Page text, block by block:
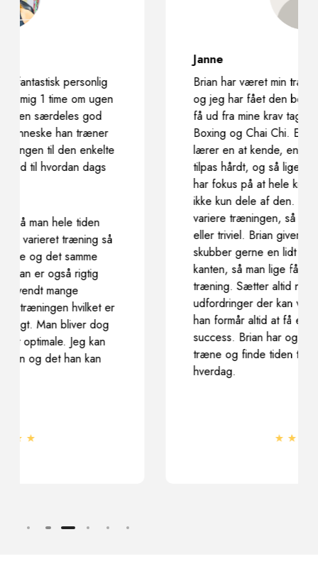
Brian har været min træner nu gennem 5 år,
og jeg har fået den bedste træner jeg kunne
få ud fra mine krav taget med fra min Kick
Boxing og Chai Chi. En træner der hurtig
lærer en at kende, en træner der presser
tilpas hårdt, og så lige lidt til.
En træner, der
har fokus på at hele kroppen skal trænes og
ikke kun dele af den. Brian, har en evne til at
variere træningen, så den aldrig bliver kedelig
eller triviel. Brian giver en kamp til stregen, og
skubber gerne en lidt længere ud over
kanten, så man lige får lidt mere ud af sin
træning. Sætter altid nye udfordringer op,
udfordringer der kan virke uopnåelige, men
han formår altid at få en i mål og med
success. Brian har og giver mig lyst til at
træne og finde tiden til at træne i en eller travl